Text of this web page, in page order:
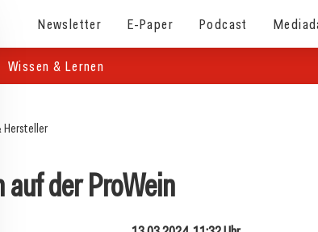
Newsletter E-Paper Podcast
Wissen & Lernen
Hersteller
der ProWein